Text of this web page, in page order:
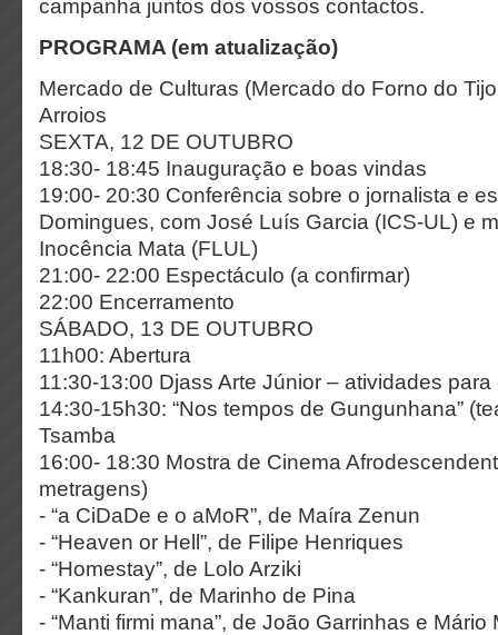
campanha juntos dos vossos contactos.
PROGRAMA (em atualização)
Mercado de Culturas (Mercado do Forno do
Arroios
SEXTA, 12 DE OUTUBRO
18:30- 18:45 Inauguração e boas vindas
19:00- 20:30 Conferência sobre o jornalista e
Domingues, com José Luís Garcia (ICS-UL) e
Inocência Mata (FLUL)
21:00- 22:00 Espectáculo (a confirmar)
22:00 Encerramento
SÁBADO, 13 DE OUTUBRO
11h00: Abertura
11:30-13:00 Djass Arte Júnior – atividades
14:30-15h30: “Nos tempos de Gungunhana”
Tsamba
16:00- 18:30 Mostra de Cinema
metragens)
- “a CiDaDe e o aMoR”, de Maíra Zenun
- “Heaven or Hell”, de Filipe Henriques
- “Homestay”, de Lolo Arziki
- “Kankuran”, de Marinho de Pina
- “Manti firmi mana”, de João Garrinhas e Mário